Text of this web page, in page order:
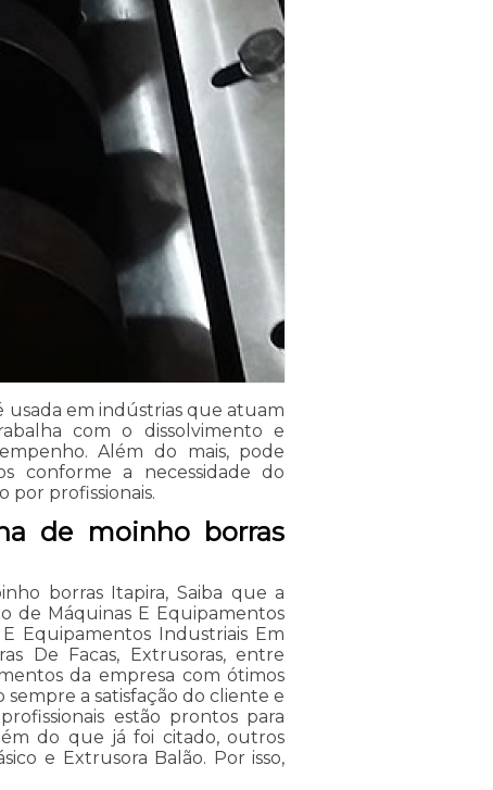
usada em indústrias que atuam
com o dissolvimento e
Além do mais, pode
conforme a necessidade do
por profissionais.
de moinho borras
borras Itapira, Saiba que a
de Máquinas E Equipamentos
Equipamentos Industriais Em
De Facas, Extrusoras, entre
da empresa com ótimos
a satisfação do cliente e
estão prontos para
do que já foi citado, outros
e Extrusora Balão. Por isso,